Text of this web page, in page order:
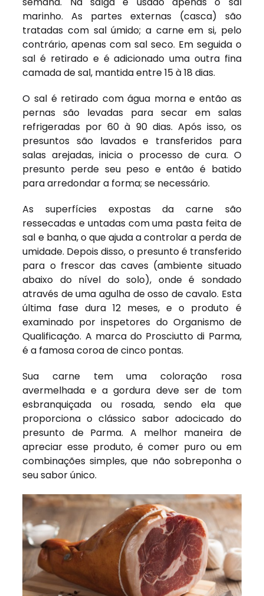
marinho. As partes externas (casca) são
tratadas com sal úmido; a carne em si, pelo
contrário, apenas com sal seco. Em seguida o
sal é retirado e é adicionado uma outra fina
camada de sal, mantida entre 15 à 18 dias.
O sal é retirado com água morna e então as
pernas são levadas para secar em salas
refrigeradas por 60 à 90 dias. Após isso, os
presuntos são lavados e transferidos para
salas arejadas, inicia o processo de cura. O
presunto perde seu peso e então é batido
para arredondar a forma; se necessário.
As superfícies expostas da carne são
ressecadas e untadas com uma pasta feita de
sal e banha, o que ajuda a controlar a perda de
umidade. Depois disso, o presunto é transferido
para o frescor das caves (ambiente situado
abaixo do nível do solo), onde é sondado
através de uma agulha de osso de cavalo. Esta
última fase dura 12 meses, e o produto é
examinado por inspetores do Organismo de
Qualificação. A marca do Prosciutto di Parma,
é a famosa coroa de cinco pontas.
Sua carne tem uma coloração rosa
avermelhada e a gordura deve ser de tom
esbranquiçada ou rosada, sendo ela que
proporciona o clássico sabor adocicado do
presunto de Parma. A melhor maneira de
apreciar esse produto, é comer puro ou em
combinações simples, que não sobreponha o
seu sabor único.